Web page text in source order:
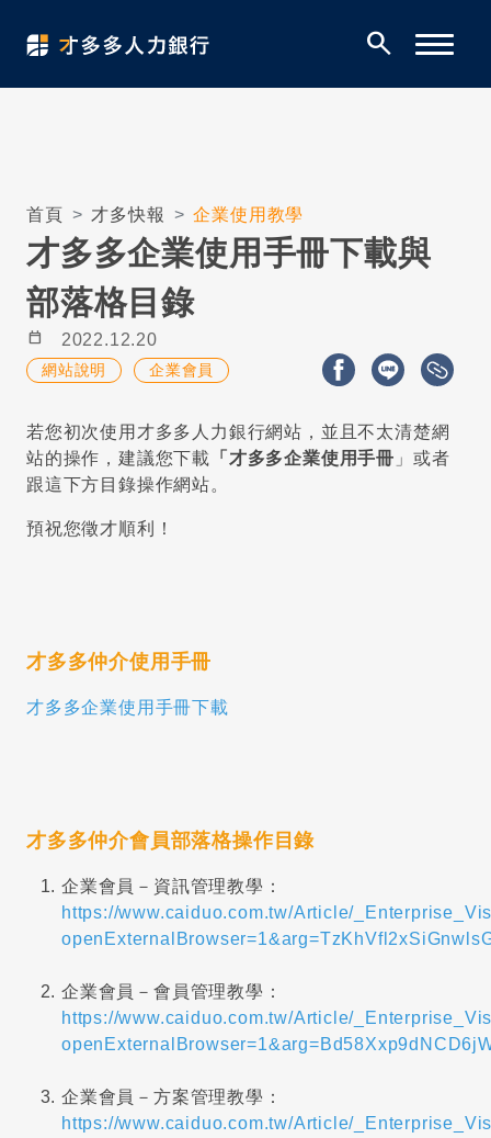
search
首頁 才多快報 企業使用教學
才多多企業使用手冊下載與
部落格目錄
calendar_today 2022.12.20
網站說明 企業會員
若您初次使用才多多人力銀行網站，並且不太清楚網
站的操作，建議您下載
「才多多企業使用手冊 」或者
跟這下方目錄操作網站。
預祝您徵才順利！
才多多仲介使用手冊
才多多企業使用手冊下載
才多多仲介會員部落格操作目錄
企業會員－資訊管理教學：
https://www.caiduo.com.tw/Article/
企業會員－會員管理教學：
https://www.caiduo.com.tw/Article/
企業會員－方案管理教學：
https://www.caiduo.com.tw/Article/